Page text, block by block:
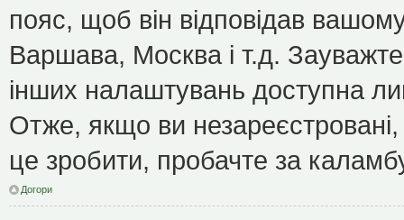
пояс, щоб він відповідав
Варшава, Москва і т.д.
інших налаштувань доступна
Отже, якщо ви
це зробити, пробачте за
Догори